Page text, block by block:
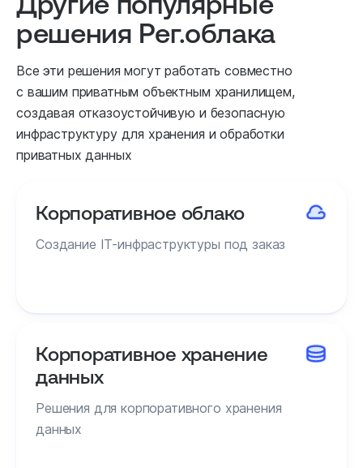
решения Рег.облака
Все эти решения могут работать совместно
с вашим приватным объектным хранилищем,
создавая отказоустойчивую и безопасную
инфраструктуру для хранения и обработки
приватных данных
Корпоративное облако
Создание IT-инфраструктуры под заказ
Корпоративное хранение
данных
Решения для корпоративного хранения
данных